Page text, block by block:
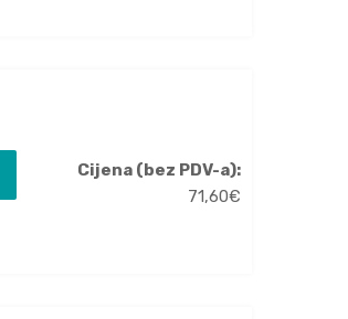
Cijena (bez PDV-a):
71,60€